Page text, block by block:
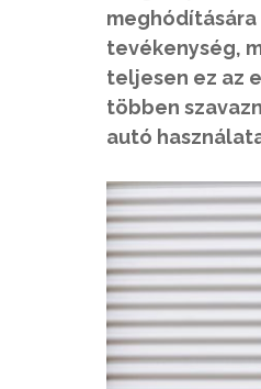
tevékenység,
teljesen ez az
többen
autó